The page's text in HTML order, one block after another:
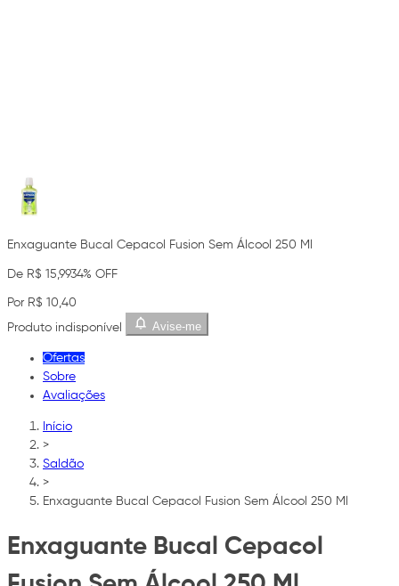
Enxaguante Bucal Cepacol Fusion Sem Álcool 250 Ml
De R$ 15,9934% OFF
Por R$ 10,40
Produto indisponível
Avise-me
Ofertas
Sobre
Avaliações
Início
>
Saldão
>
Enxaguante Bucal Cepacol Fusion Sem Álcool 250 Ml
Enxaguante Bucal Cepacol